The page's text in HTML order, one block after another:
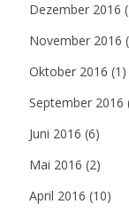
Dezember 2016
November 2016
Oktober 2016 (1)
September 2016
Juni 2016 (6)
Mai 2016 (2)
April 2016 (10)